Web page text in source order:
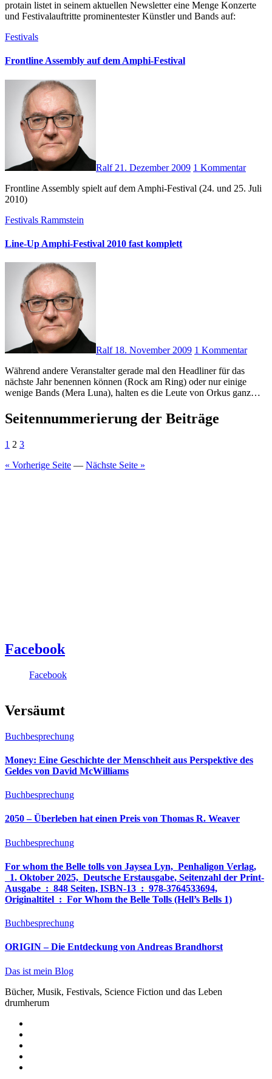
protain listet in seinem aktuellen Newsletter eine Menge Konzerte
und Festivalauftritte prominentester Künstler und Bands auf:
Festivals
Frontline Assembly auf dem Amphi-Festival
Ralf 21. Dezember 2009 1 Kommentar
Frontline Assembly spielt auf dem Amphi-Festival (24. und 25. Juli
2010)
Festivals Rammstein
Line-Up Amphi-Festival 2010 fast komplett
Ralf 18. November 2009 1 Kommentar
Während andere Veranstalter gerade mal den Headliner für das
nächste Jahr benennen können (Rock am Ring) oder nur einige
wenige Bands (Mera Luna), halten es die Leute von Orkus ganz…
Seitennummerierung der Beiträge
1 2 3
« Vorherige Seite — Nächste Seite »
Facebook
Facebook
Versäumt
Buchbesprechung
Money: Eine Geschichte der Menschheit aus Perspektive des
Geldes von David McWilliams
Buchbesprechung
2050 – Überleben hat einen Preis von Thomas R. Weaver
Buchbesprechung
For whom the Belle tolls von Jaysea Lyn, ‎ Penhaligon Verlag,
‎ 1. Oktober 2025, ‎ Deutsche Erstausgabe, Seitenzahl der Print-
Ausgabe ‏ : ‎ 848 Seiten, ISBN-13 ‏ : ‎ 978-3764533694,
Originaltitel ‏ : ‎ For Whom the Belle Tolls (Hell’s Bells 1)
Buchbesprechung
ORIGIN – Die Entdeckung von Andreas Brandhorst
Das ist mein Blog
Bücher, Musik, Festivals, Science Fiction und das Leben
drumherum